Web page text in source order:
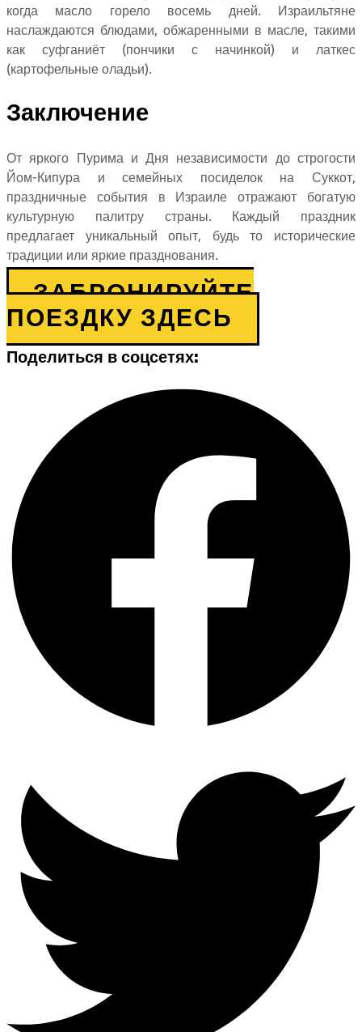
когда масло горело восемь дней. Израильтяне
наслаждаются блюдами, обжаренными в масле, такими
как суфганиёт (пончики с начинкой) и латкес
(картофельные оладьи).
Заключение
От яркого Пурима и Дня независимости до строгости
Йом-Кипура и семейных посиделок на Суккот,
праздничные события в Израиле отражают богатую
культурную палитру страны. Каждый праздник
предлагает уникальный опыт, будь то исторические
традиции или яркие празднования.
ЗАБРОНИРУЙТЕ
ПОЕЗДКУ ЗДЕСЬ
Поделиться в соцсетях: